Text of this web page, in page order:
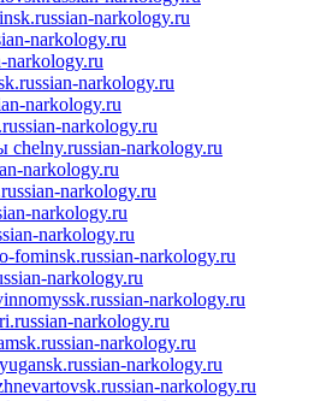
narkology.ru
narkology.ru
narkology.ru
narkology.ru
narkology.ru
narkology.ru
chelny.russian-narkology.ru
narkology.ru
narkology.ru
narkology.ru
narkology.ru
fominsk.russian-narkology.ru
narkology.ru
narkology.ru
narkology.ru
narkology.ru
narkology.ru
narkology.ru